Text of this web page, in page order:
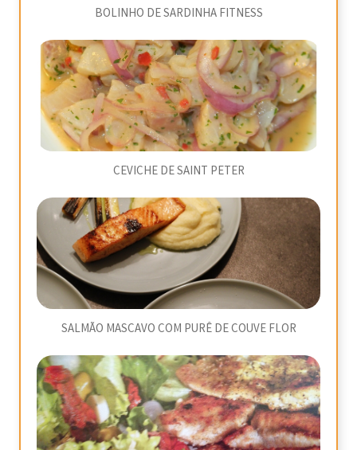
BOLINHO DE SARDINHA FITNESS
CEVICHE DE SAINT PETER
SALMÃO MASCAVO COM PURÊ DE COUVE FLOR